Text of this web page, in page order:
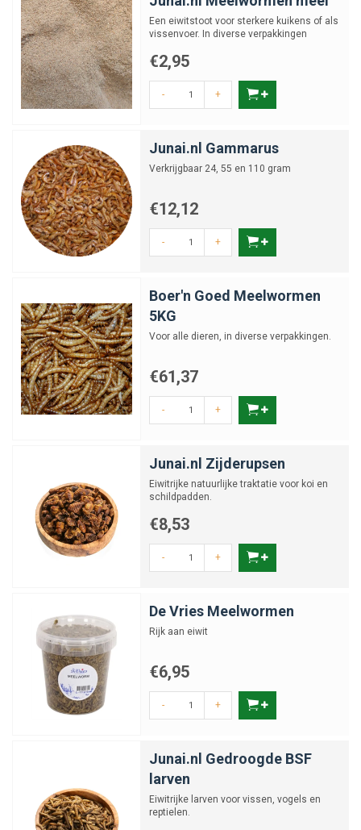
Een eiwitstoot voor sterkere kuikens of als
vissenvoer. In diverse verpakkingen
€2,95
- +
Junai.nl Gammarus
Verkrijgbaar 24, 55 en 110 gram
€12,12
- +
Boer'n Goed Meelwormen
5KG
Voor alle dieren, in diverse verpakkingen.
€61,37
- +
Junai.nl Zijderupsen
Eiwitrijke natuurlijke traktatie voor koi en
schildpadden.
€8,53
- +
De Vries Meelwormen
Rijk aan eiwit
€6,95
- +
Junai.nl Gedroogde BSF
larven
Eiwitrijke larven voor vissen, vogels en
reptielen.